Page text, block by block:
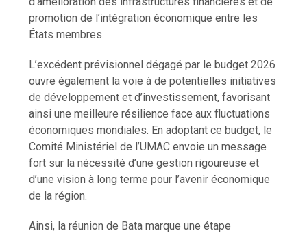
promotion de l’intégration économique entre les
États membres.
L’excédent prévisionnel dégagé par le budget 2026
ouvre également la voie à de potentielles initiatives
de développement et d’investissement, favorisant
ainsi une meilleure résilience face aux fluctuations
économiques mondiales. En adoptant ce budget, le
Comité Ministériel de l’UMAC envoie un message
fort sur la nécessité d’une gestion rigoureuse et
d’une vision à long terme pour l’avenir économique
de la région.
Ainsi, la réunion de Bata marque une étape